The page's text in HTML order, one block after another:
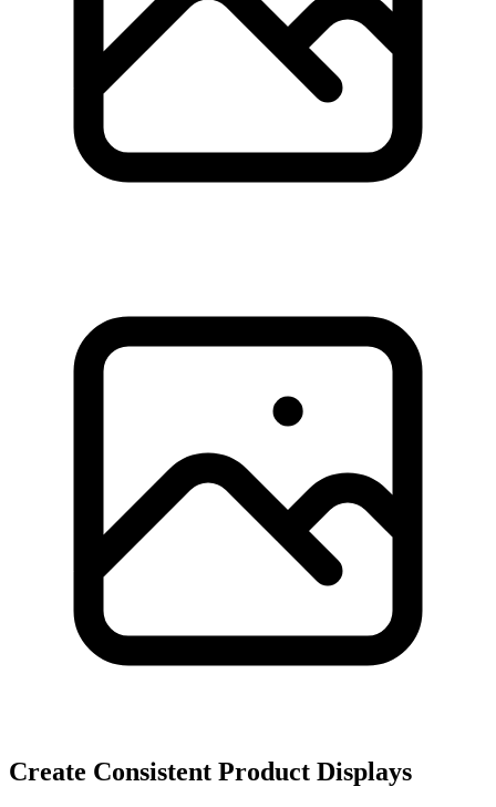
Create Consistent Product Displays